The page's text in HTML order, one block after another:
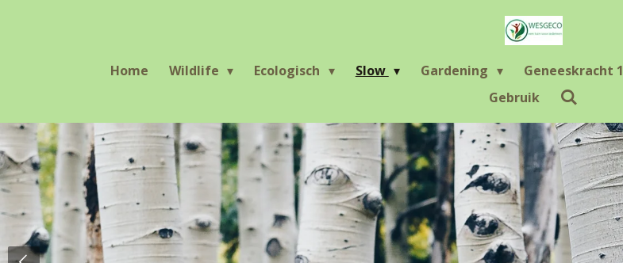
Home Wildlife Ecologisch Slow Gardening Geneeskracht 1
Gebruik